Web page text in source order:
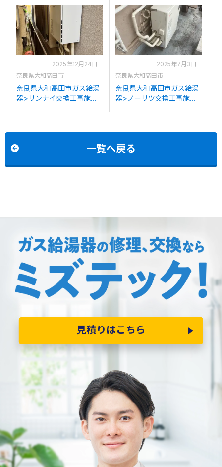
TU46GFVからパナソニッ
クHE-S46LQSへの交換
2402SAからノーリツGT-
C2072SAR BLへの交換
2025年12月24日
奈良県大和高田市
奈良県大和高田市ガス給湯
器>リンナイ交換工事施工
2025年7月3日
奈良県大和高田市
奈良県大和高田市ガス給湯
器>ノーリツ交換工事施工
一覧へ戻る
見積りはこちら